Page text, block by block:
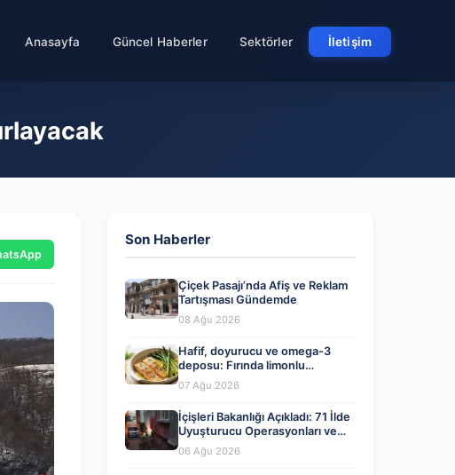
Anasayfa Güncel Haberler Sektörler İletişim
Son Haberler
Çiçek Pasajı’nda Afiş ve Reklam
Tartışması Gündemde
08 Ağu 2026
Hafif, doyurucu ve omega-3
deposu: Fırında limonlu
kuşkonmazlı somon tarifi…
07 Ağu 2026
İçişleri Bakanlığı Açıkladı: 71 İlde
Uyuşturucu Operasyonları ve
Tutuklamalar
06 Ağu 2026